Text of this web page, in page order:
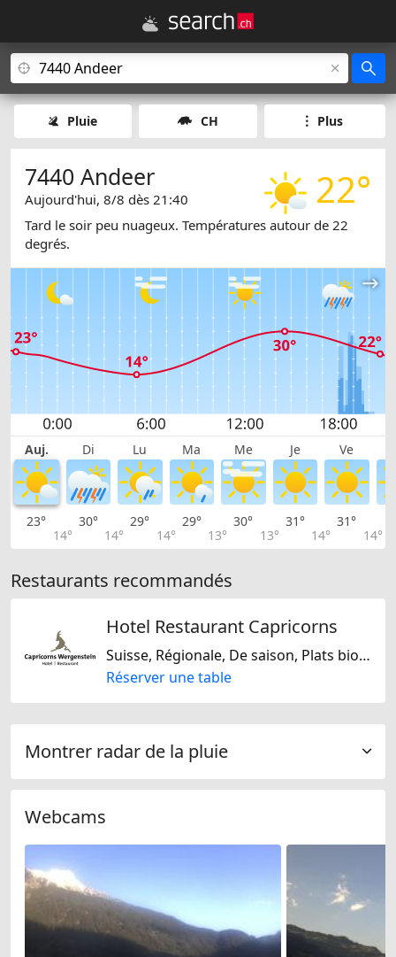
Pluie CH Plus
22°
7440 Andeer
Aujourd'hui, 8/8 dès 21:40
Tard le soir peu nuageux. Températures autour de 22
degrés.
Auj. Di Lu Ma Me Je Ve
23°
14°
30°
14°
29°
14°
29°
13°
30°
13°
31°
14°
31°
14°
Restaurants recommandés
Hotel Restaurant Capricorns
Suisse, Régionale, De saison, Plats bio, Sans gluten, Sans lactose, Europe Centrale, Européene
Réserver une table
Montrer radar de la pluie
Webcams